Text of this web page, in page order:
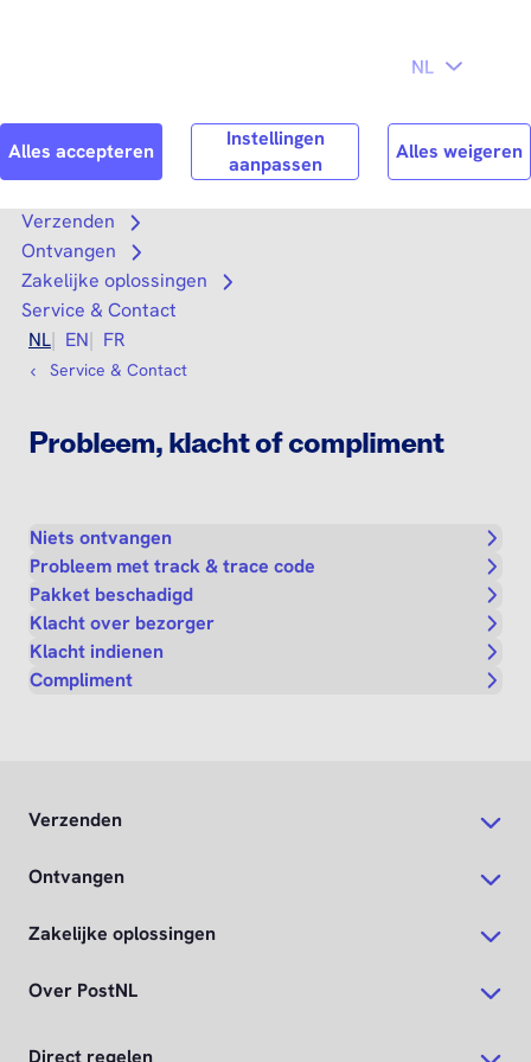
Search Zoek
Verzenden
Open submenu
Ontvangen
Open submenu
Zakelijke oplossingen
Open submenu
Service & Contact
NL
EN FR
Service & Contact
Probleem, klacht of compliment
Niets ontvangen
Probleem met track & trace code
Pakket beschadigd
Klacht over bezorger
Klacht indienen
Compliment
Verzenden
Ontvangen
Zakelijke oplossingen
Over PostNL
Direct regelen